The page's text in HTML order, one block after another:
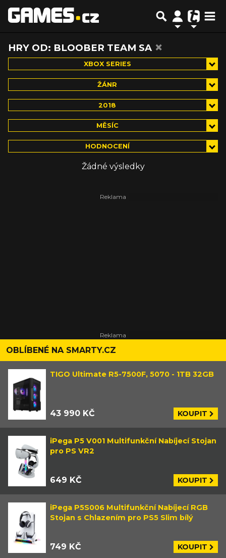
HRY OD: BLOOBER TEAM SA ×
XBOX SERIES
ŽÁNR
2018
MĚSÍC
HODNOCENÍ
Žádné výsledky
OBLÍBENÉ NA SMARTY.CZ
TIGO Ultimate R5-7500F, 5070 - 1TB 32GB
43 990 KČ KOUPIT
iPega P5 V001 Multifunkční Nabíjecí Stojan
pro PS VR2
649 KČ KOUPIT
iPega P5S006 Multifunkční Nabíjecí RGB
Stojan s Chlazením pro PS5 Slim bílý
749 KČ KOUPIT